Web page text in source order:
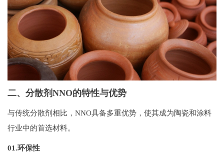
二、分散剂NNO的特性与优势
与传统分散剂相比，NNO具备多重优势，使其成为陶瓷和涂料
行业中的首选材料。
01.环保性